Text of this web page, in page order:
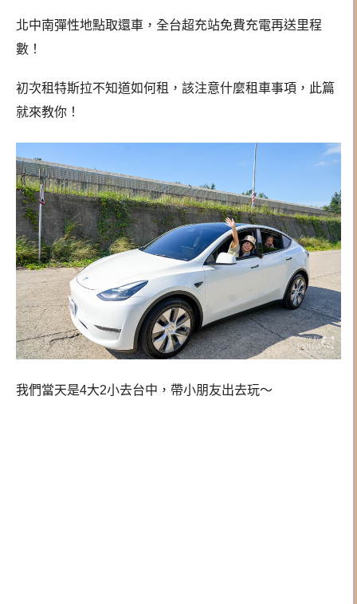
北中南彈性地點取還車，全台超充站免費充電再送里程
數！
初次租特斯拉不知道如何租，該注意什麼租車事項，此篇
就來教你！
我們當天是4大2小去台中，帶小朋友出去玩～